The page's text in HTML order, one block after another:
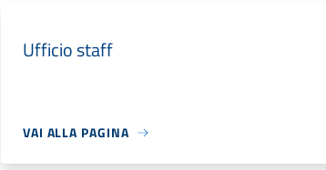
Ufficio staff
VAI ALLA PAGINA